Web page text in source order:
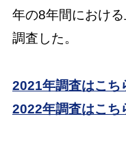
年の8年間におけ
調査した。
2021年調査はこち
2022年調査はこち